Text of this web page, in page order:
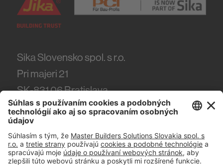
Sika Slovensko spol. s r.o.
Pri majeri 21
SK-831 06Bratislava
Tel. (+421) 918 444 918